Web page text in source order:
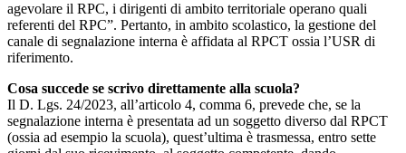
agevolare il RPC, i dirigenti di ambito territoriale operano quali
referenti del RPC”. Pertanto, in ambito scolastico, la gestione del
canale di segnalazione interna è affidata al RPCT ossia l’USR di
riferimento.
Cosa succede se scrivo direttamente alla scuola?
Il D. Lgs. 24/2023, all’articolo 4, comma 6, prevede che, se la
segnalazione interna è presentata ad un soggetto diverso dal RPCT
(ossia ad esempio la scuola), quest’ultima è trasmessa, entro sette